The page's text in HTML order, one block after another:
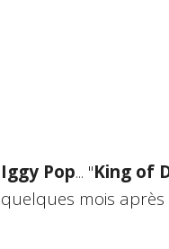
Iggy Pop... "King of
quelques mois